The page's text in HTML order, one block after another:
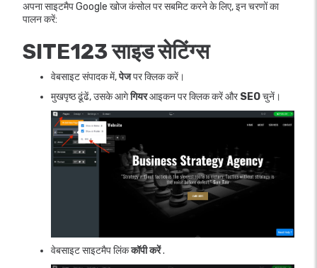
अपना साइटमैप Google खोज कंसोल पर सबमिट करने के लिए, इन चरणों का
पालन करें:
SITE123 साइड सेटिंग्स
वेबसाइट संपादक में,पेजपर क्लिक करें।
मुखपृष्ठ ढूंढें, उसके आगेगियरआइकन पर क्लिक करें औरSEOचुनें।
वेबसाइट साइटमैप लिंककॉपी करें.